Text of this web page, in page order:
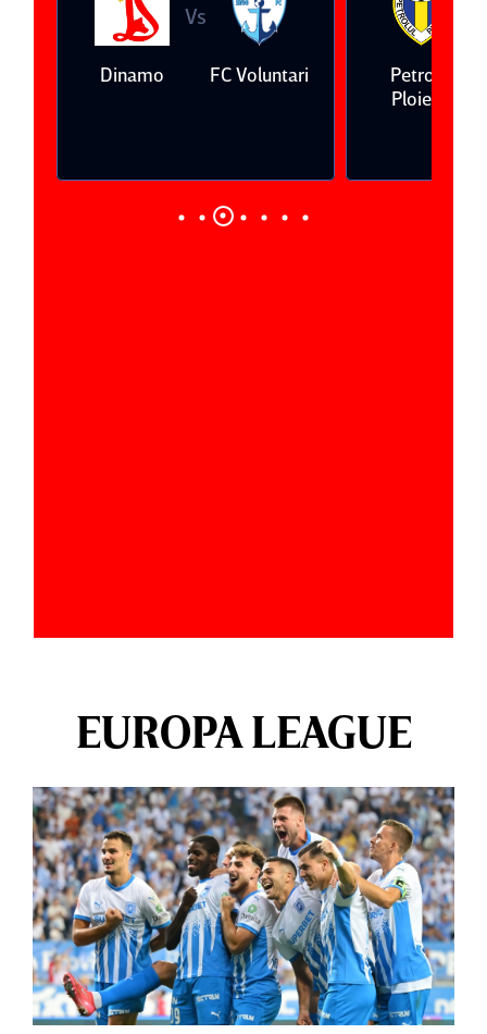
Dinamo
Vs
FC Voluntari
Petrolul
Ploieşti
EUROPA LEAGUE